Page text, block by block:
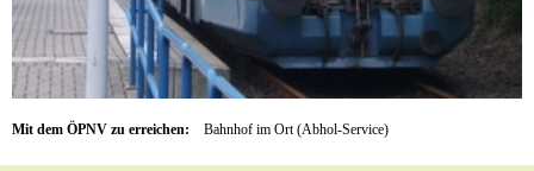
Mit dem ÖPNV zu erreichen: Bahnhof im Ort (Abhol-Service)